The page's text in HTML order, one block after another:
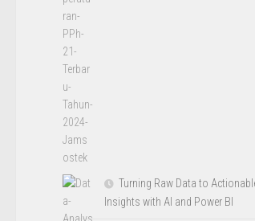
Turning Raw Data to
Insights with AI and Power BI